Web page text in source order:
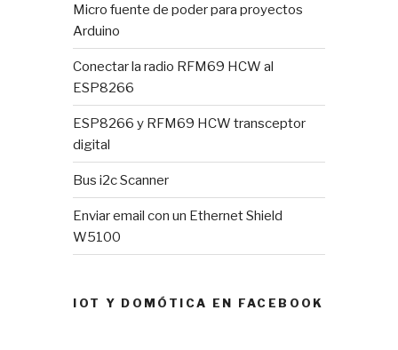
Micro fuente de poder para proyectos
Arduino
Conectar la radio RFM69 HCW al
ESP8266
ESP8266 y RFM69 HCW transceptor
digital
Bus i2c Scanner
Enviar email con un Ethernet Shield
W5100
IOT Y DOMÓTICA EN FACEBOOK